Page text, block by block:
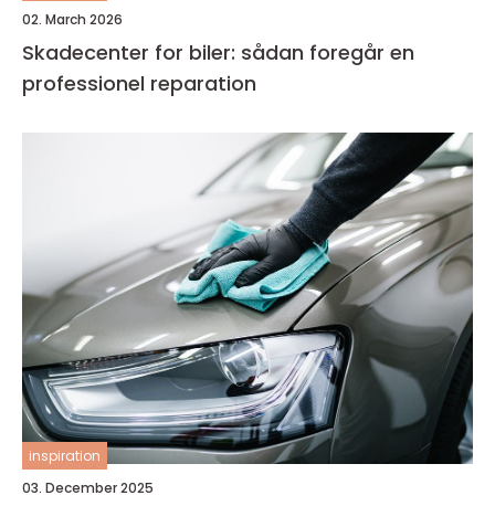
02. March 2026
Skadecenter for biler: sådan foregår en
professionel reparation
inspiration
03. December 2025